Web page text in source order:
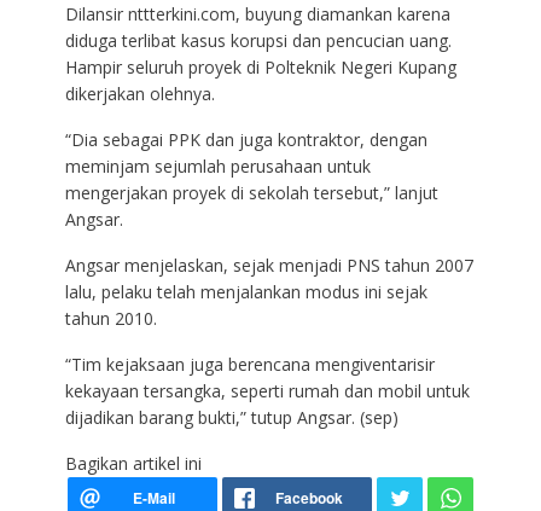
Dilansir nttterkini.com, buyung diamankan karena
diduga terlibat kasus korupsi dan pencucian uang.
Hampir seluruh proyek di Polteknik Negeri Kupang
dikerjakan olehnya.
“Dia sebagai PPK dan juga kontraktor, dengan
meminjam sejumlah perusahaan untuk
mengerjakan proyek di sekolah tersebut,” lanjut
Angsar.
Angsar menjelaskan, sejak menjadi PNS tahun 2007
lalu, pelaku telah menjalankan modus ini sejak
tahun 2010.
“Tim kejaksaan juga berencana mengiventarisir
kekayaan tersangka, seperti rumah dan mobil untuk
dijadikan barang bukti,” tutup Angsar. (sep)
Bagikan artikel ini